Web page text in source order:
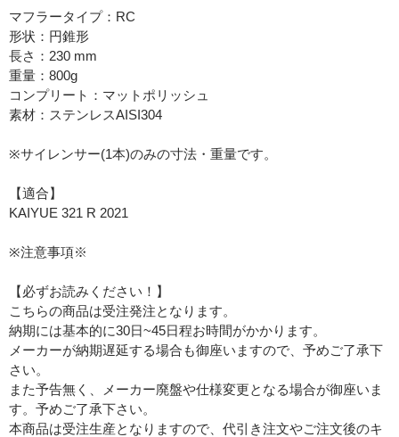
マフラータイプ：RC
形状：円錐形
長さ：230 mm
重量：800g
コンプリート：マットポリッシュ
素材：ステンレスAISI304
※サイレンサー(1本)のみの寸法・重量です。
【適合】
KAIYUE 321 R 2021
※注意事項※
【必ずお読みください！】
こちらの商品は受注発注となります。
納期には基本的に30日~45日程お時間がかかります。
メーカーが納期遅延する場合も御座いますので、予めご了承下
さい。
また予告無く、メーカー廃盤や仕様変更となる場合が御座いま
す。予めご了承下さい。
本商品は受注生産となりますので、代引き注文やご注文後のキ